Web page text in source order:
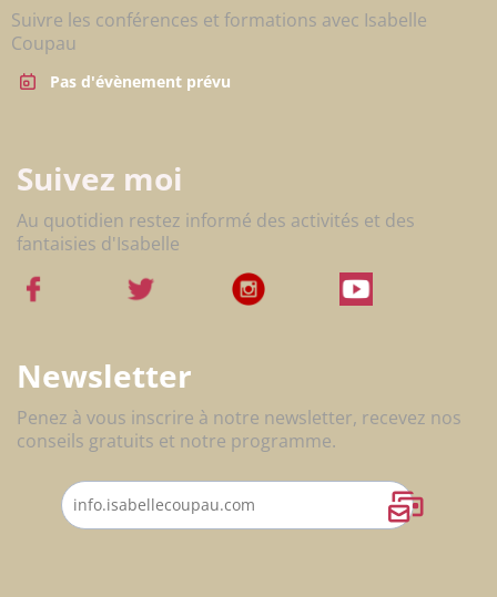
Suivre les conférences et formations avec Isabelle
Coupau
Pas d'évènement prévu
Suivez moi
Au quotidien restez informé des activités et des
fantaisies d'Isabelle
Newsletter
Penez à vous inscrire à notre newsletter, recevez nos
conseils gratuits et notre programme.